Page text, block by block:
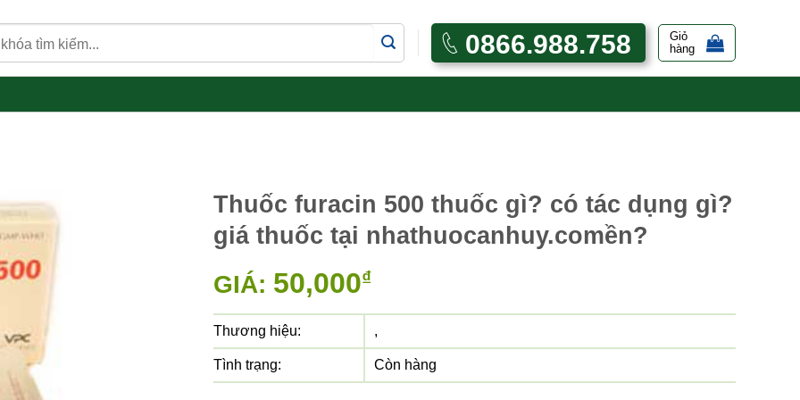
0866.988.758
Giỏ
hàng
Thuốc furacin 500 thuốc gì? có tác dụng gì?
giá thuốc tại nhathuocanhuy.comền?
GIÁ: 50,000₫
Thương hiệu: ,
Tình trạng: Còn hàng